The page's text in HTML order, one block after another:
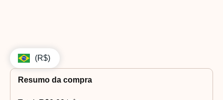
(R$)
Resumo da compra